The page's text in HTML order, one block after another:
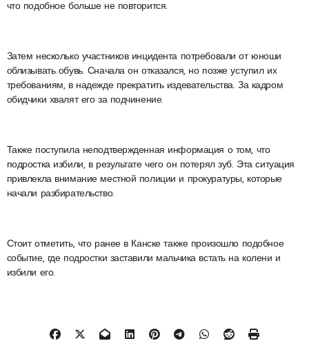
что подобное больше не повторится.
Затем несколько участников инцидента потребовали от юноши
облизывать обувь. Сначала он отказался, но позже уступил их
требованиям, в надежде прекратить издевательства. За кадром
обидчики хвалят его за подчинение.
Также поступила неподтвержденная информация о том, что
подростка избили, в результате чего он потерял зуб. Эта ситуация
привлекла внимание местной полиции и прокуратуры, которые
начали разбирательство.
Стоит отметить, что ранее в Канске также произошло подобное
событие, где подростки заставили мальчика встать на колени и
избили его.